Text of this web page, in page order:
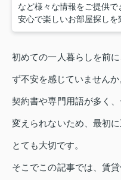
など様々な情報をご提供で
安心で楽しいお部屋探しを
初めての一人暮らしを前
ず不安を感じていませんか
契約書や専門用語が多く
変えられないため、最初
とても大切です。
そこでこの記事では、賃